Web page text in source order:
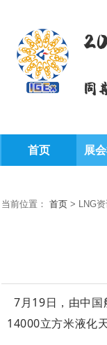
同
首页 展
当前位置： 首页 > LNG
7月19日，由中
14000立方米液化